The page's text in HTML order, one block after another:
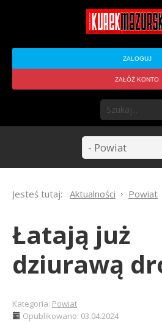
ZALOGUJ
ZAŁÓŻ KONTO
Jesteś tutaj: Aktualności Powiat
Łatają już
dziurawą
Kategoria: Powiat
Opublikowano: 03.04.2024